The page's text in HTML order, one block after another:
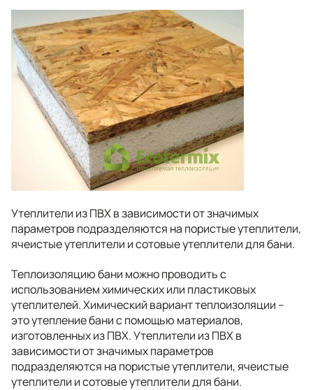
Утеплители из ПВХ в зависимости от значимых
параметров подразделяются на пористые утеплители,
ячеистые утеплители и сотовые утеплители для бани.
Теплоизоляцию бани можно проводить с
использованием химических или пластиковых
утеплителей. Химический вариант теплоизоляции –
это утепление бани с помощью материалов,
изготовленных из ПВХ. Утеплители из ПВХ в
зависимости от значимых параметров
подразделяются на пористые утеплители, ячеистые
утеплители и сотовые утеплители для бани.